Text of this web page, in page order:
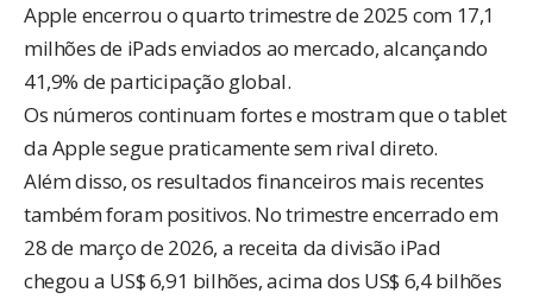
Apple encerrou o quarto trimestre de 2025 com 17,1
milhões de iPads enviados ao mercado, alcançando
41,9% de participação global.
Os números continuam fortes e mostram que o tablet
da Apple segue praticamente sem rival direto.
Além disso, os resultados financeiros mais recentes
também foram positivos. No trimestre encerrado em
28 de março de 2026, a receita da divisão iPad
chegou a US$ 6,91 bilhões, acima dos US$ 6,4 bilhões